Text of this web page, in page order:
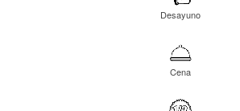
Desayuno
Cena